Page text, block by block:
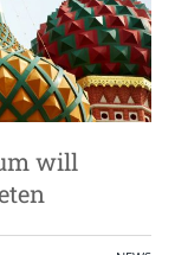
will